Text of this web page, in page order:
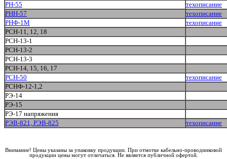
РН-55
техописание
РНН-57
техописание
РНФ-1М
техописание
РСН-11, 12, 18
РСН-13-1
РСН-13-2
РСН-13-3
РСН-14, 15, 16, 17
РСН-50
техописание
РСНФ-12-1,2
РЭ-14
РЭ-15
РЭ-17 напряжения
РЭВ-821, РЭВ-825
техописание
Внимание! Цены указаны за упаковку продукции. При отмотке кабельно-проводниковой
продукции цены могут отличаться. Не является публичной офертой.